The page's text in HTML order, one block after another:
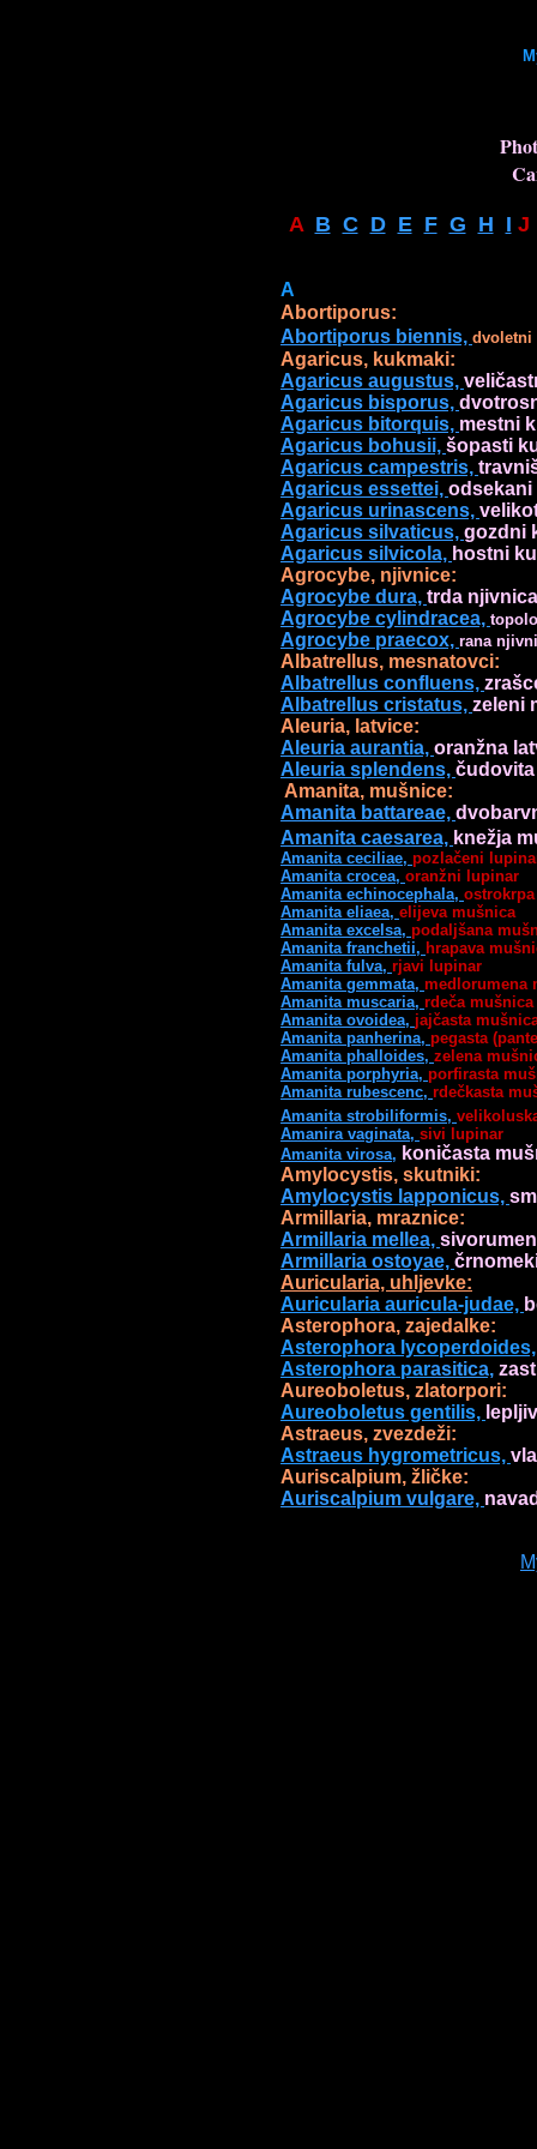
A B C D E F G H I
A
Abortiporus biennis, dvoletni
Agaricus, kukmaki:
Agaricus augustus,
Agaricus bisporus,
Agaricus bitorquis,
Agaricus bohusii, šopasti
Agaricus campestris,
Agaricus essettei,
Agaricus urinascens,
Agaricus silvaticus,
Agaricus silvicola, hostni
Agrocybe, njivnice:
Agrocybe dura,
Agrocybe cylindracea,
Agrocybe praecox, rana
Albatrellus, mesnatovci:
Albatrellus confluens,
Albatrellus cristatus, zeleni
Aleuria, latvice:
Aleuria aurantia,
Aleuria splendens,
Amanita, mušnice:
Amanita battareae,
Amanita caesarea, knežja
Amanita ceciliae, pozlačeni
Amanita crocea, oranžni lupinar
Amanita echinocephala,
Amanita eliaea,
Amanita excelsa,
Amanita franchetii, hrapava
Amanita fulva, rjavi lupinar
Amanita gemmata,
Amanita muscaria, rdeča mušnica
Amanita ovoidea, jajčasta
Amanita panherina,
Amanita phalloides, zelena
Amanita porphyria,
Amanita rubescenc, rdečkasta
Amanita strobiliformis,
Amanira vaginata,
Amanita virosa, koničasta
Amylocystis, skutniki:
Amylocystis lapponicus,
Armillaria mellea,
Armillaria ostoyae,
Auricularia auricula-judae,
Asterophora
Asterophora parasitica,
Aureoboletus gentilis,
Astraeus hygrometricus,
Auriscalpium, žličke:
Auriscalpium vulgare,